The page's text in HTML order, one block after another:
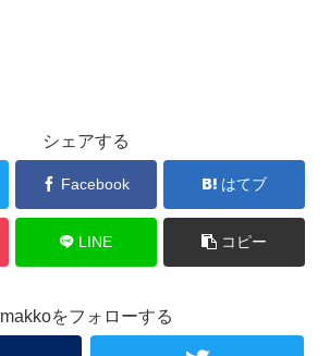
シェアする
Facebook はてブ
LINE コピー
makkoをフォローする